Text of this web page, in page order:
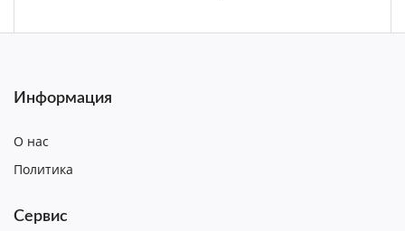
Информация
О нас
Политика
Сервис